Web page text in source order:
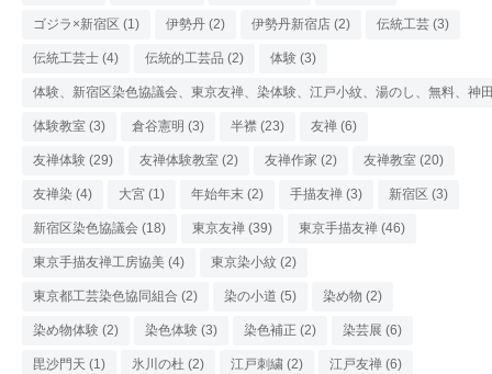
ゴジラ×新宿区 (1) 伊勢丹 (2) 伊勢丹新宿店 (2) 伝統工芸 (3)
伝統工芸士 (4) 伝統的工芸品 (2) 体験 (3)
体験、新宿区染色協議会、東京友禅、染体験、江戸小紋、湯のし、無料、神
体験教室 (3) 倉谷憲明 (3) 半襟 (23) 友禅 (6)
友禅体験 (29) 友禅体験教室 (2) 友禅作家 (2) 友禅教室 (20)
友禅染 (4) 大宮 (1) 年始年末 (2) 手描友禅 (3) 新宿区 (3)
新宿区染色協議会 (18) 東京友禅 (39) 東京手描友禅 (46)
東京手描友禅工房協美 (4) 東京染小紋 (2)
東京都工芸染色協同組合 (2) 染の小道 (5) 染め物 (2)
染め物体験 (2) 染色体験 (3) 染色補正 (2) 染芸展 (6)
毘沙門天 (1) 氷川の杜 (2) 江戸刺繍 (2) 江戸友禅 (6)